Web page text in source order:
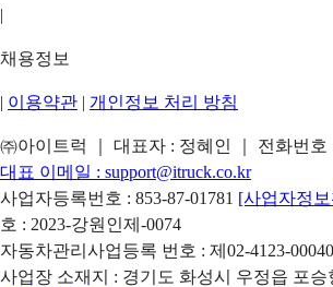
|
채용정보
| 이용약관 | 개인정보 처리 방침
㈜아이트럭 ｜ 대표자 : 정혜인 ｜ 전화번호
대표 이메일 : support@itruck.co.kr
사업자등록번호 : 853-87-01781 [사업자정
호 : 2023-강원인제-0074
자동차관리사업등록 번호 : 제02-4123-
사업장 소재지 : 경기도 화성시 우정읍 포승